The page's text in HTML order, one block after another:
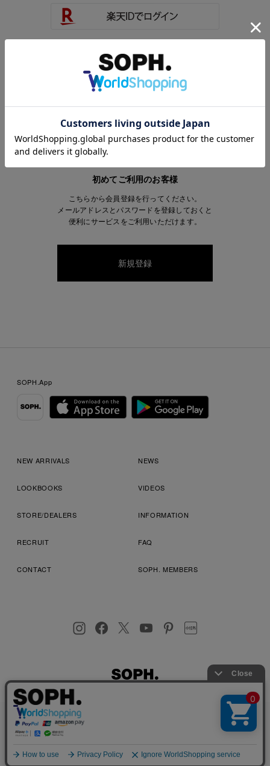
楽天IDをお持ちで、当ストアのアカウントを
お持ちでないお客様はこちらより
会員登録いただけます。
初めてご利用のお客様
こちらから会員登録を行ってください。
メールアドレスとパスワードを登録しておくと
便利にサービスをご利用いただけます。
SOPH.App
NEW ARRIVALS NEWS
LOOKBOOKS VIDEOS
STORE/DEALERS INFORMATION
RECRUIT FAQ
CONTACT SOPH. MEMBERS
プライバシーポリシー
店舗受取サービス
お客様により良いサービスを提供するため、cookie(クッキー)を
使用することがございます。 詳しくは
プライバシーポリシーを
ご確認ください。
OK